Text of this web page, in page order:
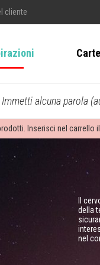
cliente
Immetti alcuna parola
Inserisci nel carrello
Il
della
nel